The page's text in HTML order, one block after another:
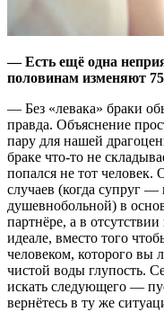
— Есть ещё одна
половинам изменяют
— Без «левака» браки
правда. Объяснение
пару для нашей
браке что-то не
попался не тот
случаев (когда супруг —
душевнобольной) в
партнёре, а в
идеале, вместо того
человеком, которого
чистой воды глупость.
искать следующего —
вернётесь в ту же